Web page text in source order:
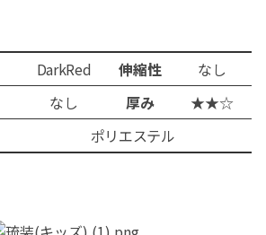
DarkRed 伸縮性
なし
なし 厚み
★★☆
ポリエステル